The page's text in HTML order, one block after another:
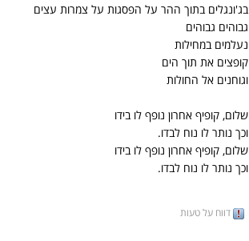
בג'ונגלים בתוך ההר על הפסגות על צמרות עצים
גבוהים גבוהים
נעלמים במחילות
קופצים את תוך הים
וגוחנים אל החולות
שלום, קופיף אחרון נופף לו בידו
וכך נותר לו נוח לבדו.
שלום, קופיף אחרון נופף לו בידו
וכך נותר לו נוח לבדו.
דווח על טעות